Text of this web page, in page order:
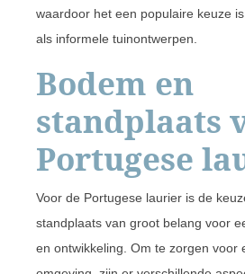
waardoor het een populaire keuze
als informele tuinontwerpen.
Bodem en
standplaats
Portugese
Voor de Portugese laurier is de
standplaats van groot belang voor
en ontwikkeling. Om te zorgen voor